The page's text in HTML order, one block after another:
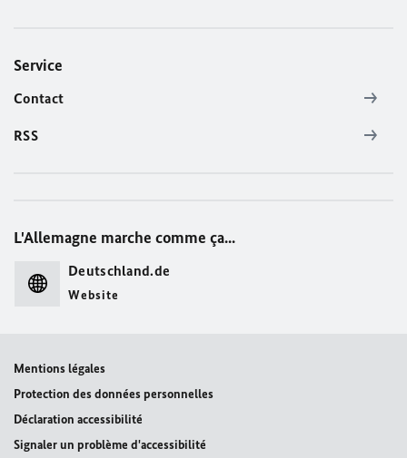
Service
Contact
RSS
L'Allemagne marche comme ça...
Deutschland.de
Website
Mentions légales
Protection des données personnelles
Déclaration accessibilité
Signaler un problème d'accessibilité